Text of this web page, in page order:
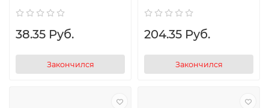
38.35 Руб.
Закончился
204.35 Руб.
Закончился